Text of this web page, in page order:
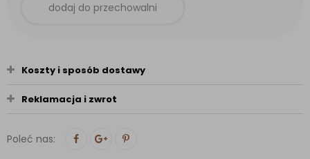
dodaj do przechowalni
Koszty i sposób dostawy
Reklamacja i zwrot
Poleć nas: